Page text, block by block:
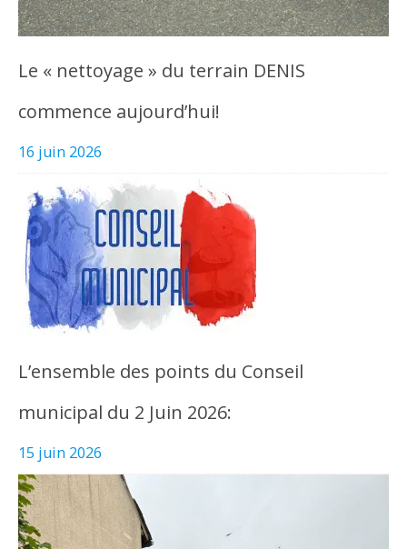
Le « nettoyage » du terrain DENIS
commence aujourd’hui!
16 juin 2026
L’ensemble des points du Conseil
municipal du 2 Juin 2026:
15 juin 2026